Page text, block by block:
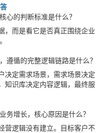
心的判断标准是什么？
，而是看它是否真正围绕企业
遵循的完整逻辑链路是什么？
决定需求场景，需求场景决定
知识库决定内容逻辑，最终服
务增长，核心原因是什么？
营逻辑没有建立。目标客户不